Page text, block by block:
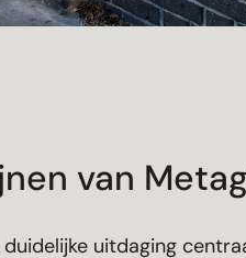
van
uitdaging